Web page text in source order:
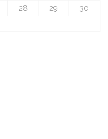
28 29
30